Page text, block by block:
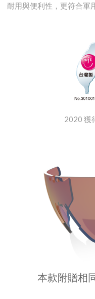
耐用與便利性，更符合軍
2020 獲
本款附贈相